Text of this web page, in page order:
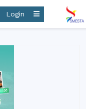
Login